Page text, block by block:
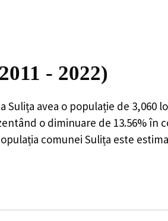
- 2022)
Sulița avea o populație de 3,060
o diminuare de 13.56%în
comunei Sulița este